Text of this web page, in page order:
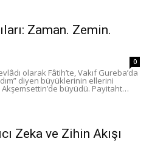
Zaman. Zemin.
0
olarak Fâtih’te, Vakıf Gureba’da
diyen büyüklerinin ellerini
büyüdü. Payitaht…
Zeka ve Zihin Akışı